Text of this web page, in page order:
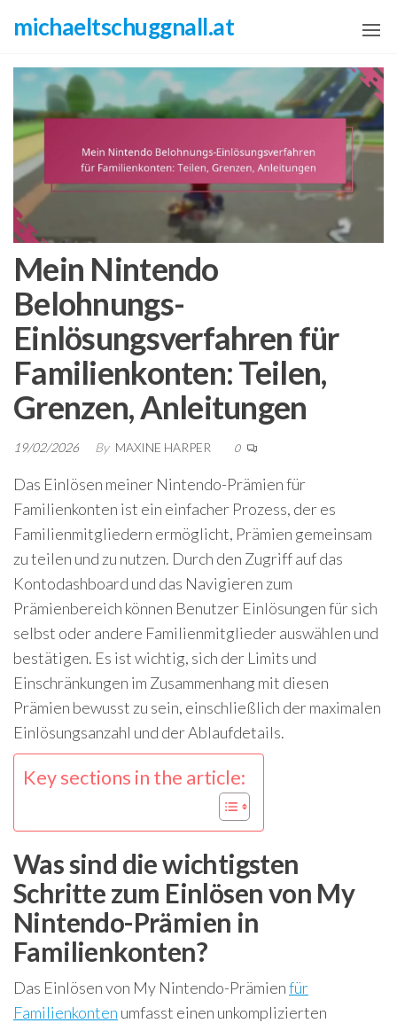
content
michaeltschuggnall.at
Mein Nintendo
Belohnungs-
Einlösungsverfahren für
Familienkonten: Teilen,
Grenzen, Anleitungen
19/02/2026 By MAXINE HARPER 0
Das Einlösen meiner Nintendo-Prämien für
Familienkonten ist ein einfacher Prozess, der es
Familienmitgliedern ermöglicht, Prämien gemeinsam
zu teilen und zu nutzen. Durch den Zugriff auf das
Kontodashboard und das Navigieren zum
Prämienbereich können Benutzer Einlösungen für sich
selbst oder andere Familienmitglieder auswählen und
bestätigen. Es ist wichtig, sich der Limits und
Einschränkungen im Zusammenhang mit diesen
Prämien bewusst zu sein, einschließlich der maximalen
Einlösungsanzahl und der Ablaufdetails.
Key sections in the article:
Was sind die wichtigsten
Schritte zum Einlösen von My
Nintendo-Prämien in
Familienkonten?
Das Einlösen von My Nintendo-Prämienfür
Familienkonten umfasst einen unkomplizierten